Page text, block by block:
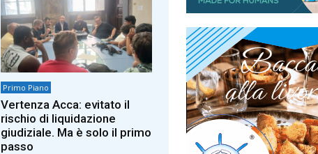
Primo Piano
Vertenza Acca: evitato il
rischio di liquidazione
giudiziale. Ma è solo il primo
passo